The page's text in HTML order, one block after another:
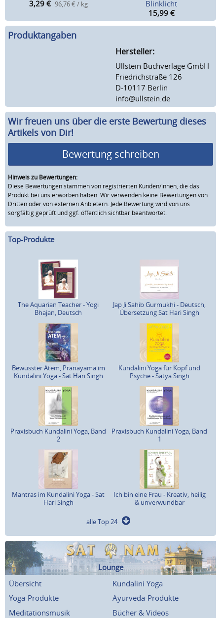
3,29 € 96,76 € / kg
Blinklicht
15,99 €
Produktangaben
Hersteller:
Ullstein Buchverlage GmbH
Friedrichstraße 126
D-10117 Berlin
info@ullstein.de
Wir freuen uns über die erste Bewertung dieses
Artikels von Dir!
Bewertung schreiben
Hinweis zu Bewertungen:
Diese Bewertungen stammen von registrierten Kunden/innen, die das
Produkt bei uns erworben haben. Wir verwenden keine Bewertungen von
Dritten oder von externen Anbietern. Jede Bewertung wird von uns
sorgfältig geprüft und ggf. öffentlich sichtbar beantwortet.
Top-Produkte
The Aquarian Teacher - Yogi
Bhajan, Deutsch
Jap Ji Sahib Gurmukhi - Deutsch,
Übersetzung Sat Hari Singh
Bewusster Atem, Pranayama im
Kundalini Yoga - Sat Hari Singh
Kundalini Yoga für Kopf und
Psyche - Satya Singh
Praxisbuch Kundalini Yoga, Band
2
Praxisbuch Kundalini Yoga, Band
1
Mantras im Kundalini Yoga - Sat
Hari Singh
Ich bin eine Frau - Kreativ, heilig
& unverwundbar
alle Top 24
Lounge
Übersicht
Kundalini Yoga
Yoga-Produkte
Ayurveda-Produkte
Meditationsmusik
Bücher & Videos